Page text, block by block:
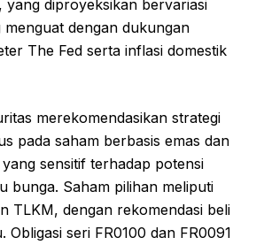
yang diproyeksikan bervariasi
dengan dukungan
The Fed serta inflasi domestik
merekomendasikan strategi
pada saham berbasis emas dan
sensitif terhadap potensi
bunga. Saham pilihan meliputi
TLKM, dengan rekomendasi beli
Obligasi seri FR0100 dan FR0091